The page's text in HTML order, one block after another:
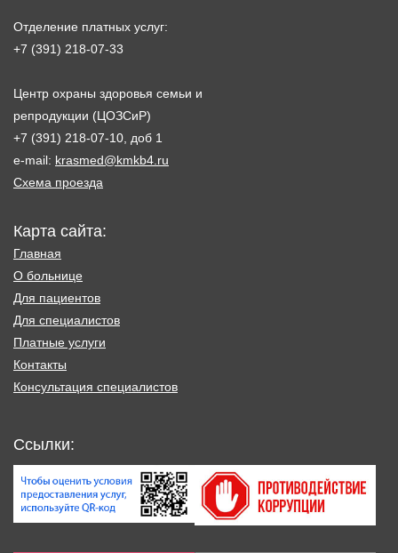
Отделение платных услуг:
+7 (391) 218-07-33
Центр охраны здоровья семьи и
репродукции (ЦОЗСиР)
+7 (391) 218-07-10, доб 1
e-mail: krasmed@kmkb4.ru
Схема проезда
Карта сайта:
Главная
О больнице
Для пациентов
Для специалистов
Платные услуги
Контакты
Консультация специалистов
Ссылки: